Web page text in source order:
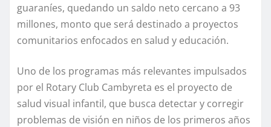
guaraníes, quedando un saldo neto cercano a 93
millones, monto que será destinado a proyectos
comunitarios enfocados en salud y educación.
Uno de los programas más relevantes impulsados
por el Rotary Club Cambyreta es el proyecto de
salud visual infantil, que busca detectar y corregir
problemas de visión en niños de los primeros años